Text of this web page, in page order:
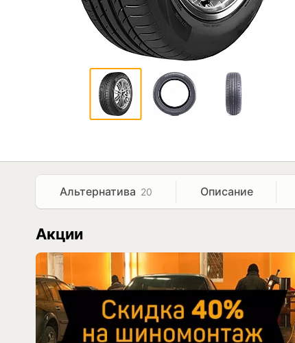
Альтернатива 20 Описание
Акции